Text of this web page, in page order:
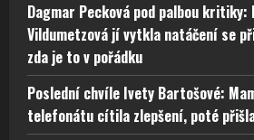
Dagmar Pecková pod palbou kritiky:
Vildumetzová jí vytkla natáčení se
zda je to v pořádku
Poslední chvíle Ivety Bartošové:
telefonátu cítila zlepšení, poté